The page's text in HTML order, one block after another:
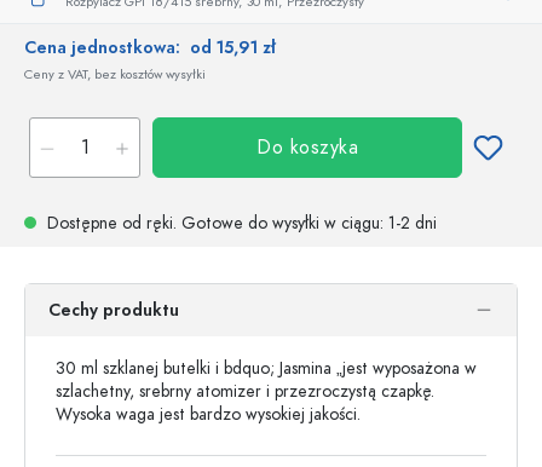
Cena jednostkowa: od 15,91 zł
Ceny z VAT, bez kosztów wysyłki
Do koszyka
Dostępne od ręki. Gotowe do wysyłki w ciągu: 1-2 dni
Cechy produktu
30 ml szklanej butelki i bdquo; Jasmina „jest wyposażona w
szlachetny, srebrny atomizer i przezroczystą czapkę.
Wysoka waga jest bardzo wysokiej jakości.